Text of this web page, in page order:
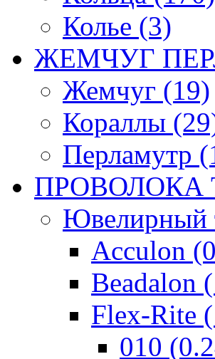
Колье (3)
ЖЕМЧУГ
Жемчуг (19)
Кораллы
Перламутр
ПРОВОЛОКА
Ювелирный
Acculon
Beadalon
Flex-Rite
010